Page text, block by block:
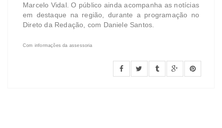
Marcelo Vidal. O público ainda acompanha as notícias
em destaque na região, durante a programação no
Direto da Redação, com Daniele Santos.
Com informações da assessoria